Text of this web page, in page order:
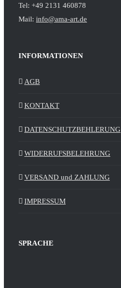
Tel: +49 2131 460878
Mail: info@ama-art.de
INFORMATIONEN
AGB
KONTAKT
DATENSCHUTZBEHLERUNG
WIDERRUFSBELEHRUNG
VERSAND und ZAHLUNG
IMPRESSUM
SPRACHE